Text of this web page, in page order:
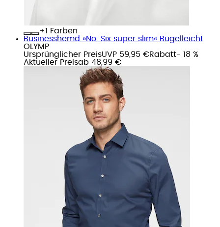
+
Farben
Businesshemd »No. Six super slim« Bügelleicht
OLYMP
Ursprünglicher PreisUVP 59,95 €Rabatt- 18 %
Aktueller Preisab 48,99 €